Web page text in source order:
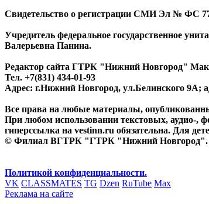
Свидетельство о регистрации СМИ Эл № ФС 77-
Учредитель федеральное государственное
Валерьевна Панина.
Редактор сайта ГТРК "Нижний Новгород"
Тел. +7(831) 434-01-93
Адрес: г.Нижний Новгород, ул.Белинского 9А;
Все права на любые материалы,
При любом использовании текстовых, аудио-,
гиперссылка на vestinn.ru обязательна. Для
© Филиал ВГТРК "ГТРК "Нижний
Политикой конфиденциальности.
VK CLASSMATES TG Dzen RuTube Max
Реклама на сайте